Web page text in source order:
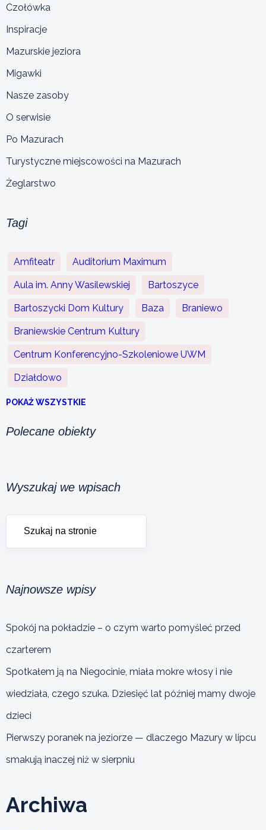
Czołówka
Inspiracje
Mazurskie jeziora
Migawki
Nasze zasoby
O serwisie
Po Mazurach
Turystyczne miejscowości na Mazurach
Żeglarstwo
Tagi
Amfiteatr Auditorium Maximum
Aula im. Anny Wasilewskiej Bartoszyce
Bartoszycki Dom Kultury Baza Braniewo
Braniewskie Centrum Kultury
Centrum Konferencyjno-Szkoleniowe UWM
Działdowo
POKAŻ WSZYSTKIE
Polecane obiekty
Wyszukaj we wpisach
Najnowsze wpisy
Spokój na pokładzie – o czym warto pomyśleć przed
czarterem
Spotkałem ją na Niegocinie, miała mokre włosy i nie
wiedziała, czego szuka. Dziesięć lat później mamy dwoje
dzieci
Pierwszy poranek na jeziorze — dlaczego Mazury w lipcu
smakują inaczej niż w sierpniu
Archiwa